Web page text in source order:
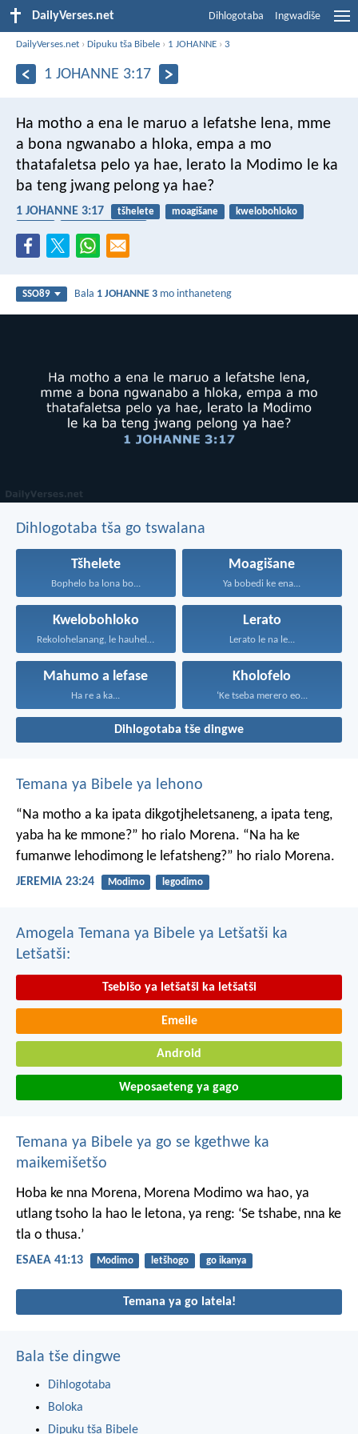
DailyVerses.net Dihlogotaba Ingwadiše
DailyVerses.net ›Dipuku tša Bibele › 1 JOHANNE ›3
1 JOHANNE 3:17
Ha motho a ena le maruo a lefatshe lena, mme
a bona ngwanabo a hloka, empa a mo
thatafaletsa pelo ya hae, lerato la Modimo le ka
ba teng jwang pelong ya hae?
1 JOHANNE 3:17 tšhelete moagišane
kwelobohloko
SSO89 Bala 1 JOHANNE 3 mo inthaneteng
Dihlogotaba tša go tswalana
Tšhelete
Bophelo ba lona bo...
Moagišane
Ya bobedi ke ena...
Kwelobohloko
Rekolohelanang, le hauhelane, le...
Lerato
Lerato le na le...
Mahumo a lefase
Ha re a ka...
Kholofelo
‘Ke tseba merero eo...
Dihlogotaba tše dingwe
Temana ya Bibele ya lehono
“Na motho a ka ipata dikgotjheletsaneng, a ipata teng,
yaba ha ke mmone?” ho rialo Morena. “Na ha ke
fumanwe lehodimong le lefatsheng?” ho rialo Morena.
JEREMIA 23:24 Modimo legodimo
Amogela Temana ya Bibele ya Letšatši ka
Letšatši:
Tsebišo ya letšatši ka letšatši
Emeile
Android
Weposaeteng ya gago
Temana ya Bibele ya go se kgethwe ka
maikemišetšo
Hoba ke nna Morena, Morena Modimo wa hao, ya
utlang tsoho la hao le letona, ya reng: ‘Se tshabe, nna ke
tla o thusa.’
ESAEA 41:13 Modimo letšhogo go ikanya
Temana ya go latela!
Bala tše dingwe
Dihlogotaba
Boloka
Dipuku tša Bibele